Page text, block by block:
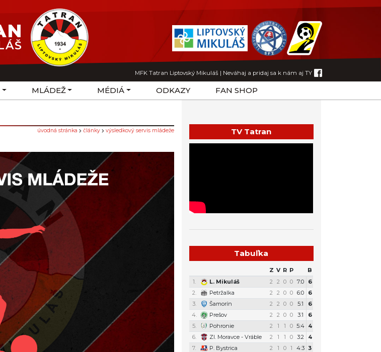
MFK Tatran Liptovský Mikuláš | Neváhaj a pridaj sa k nám aj TY
MLÁDEŽ MÉDIÁ ODKAZY FAN SHOP
úvodná stránka články výsledkový servis mládeže TV Tatran
Tabuľka
Z V R P
B
1.
L. Mikuláš 2 2 0 0 7:0
6
2.
Petržalka 2 2 0 0 6:0
6
3.
Šamorín 2 2 0 0 5:1
6
4.
Prešov 2 2 0 0 3:1
6
5.
Pohronie 2 1 1 0 5:4 4
6.
Zl. Moravce - Vráble 2 1 1 0 3:2
4
7.
P. Bystrica 2 1 0 1 4:3 3